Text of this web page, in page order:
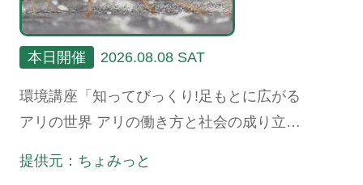
本日開催 2026.08.08 SAT
環境講座「知ってびっくり!足もとに広がる
アリの世界 アリの働き方と社会の成り立
提供元：ちょみっと